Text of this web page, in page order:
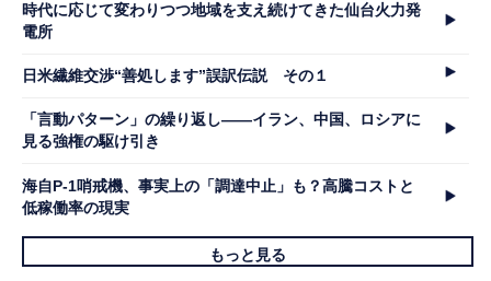
時代に応じて変わりつつ地域を支え続けてきた仙台火力発
電所
日米繊維交渉“善処します”誤訳伝説 その１
「言動パターン」の繰り返し――イラン、中国、ロシアに
見る強権の駆け引き
海自P-1哨戒機、事実上の「調達中止」も？高騰コストと
低稼働率の現実
もっと見る